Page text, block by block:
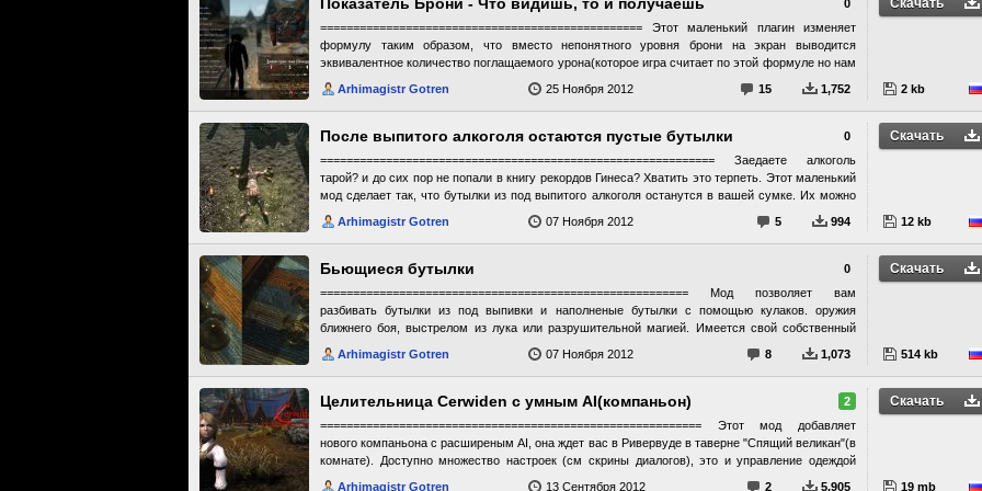
Frostfall - Hypothermia Camping Survival - Open Faced Guard Helmets - Get Snowy
============================================= Совместимость
============================================= -Перед использованием не забудьте
удалить Get wet плагин. -Мод не меняет ни одной записи, все работает на скриптах, поэтому
должен быть совместим с большинством модов. - Поддерживает Dawnguard.
Скачать
2 kb
0
================================================= Этот маленький плагин изменяет
формулу таким образом, что вместо непонятного уровня брони на экран выводится
эквивалентное количество поглащаемого урона(которое игра считает по этой формуле но нам
не показывает). Значение есть на каждой броне а также суммарное значение. смотрите
скрины. Больше никаких правок все как в оригинале. Например, верхний предел поглощения
урона в ваниле 80% это примерно 1000ед брони по "старому" исчислению. Т.к плагин не
изменяет ни одной вещи в игре то должен быть совместим с любым плагином(который не
1,752
15
Arhimagistr Gotren 25 Ноября 2012
Скачать
12 kb
0
После выпитого алкоголя остаются пустые бутылки
============================================================ Заедаете алкоголь
тарой? и до сих пор не попали в книгу рекордов Гинеса? Хватить это терпеть. Этот маленький
мод сделает так, что бутылки из под выпитого алкоголя останутся в вашей сумке. Их можно
будет выбросить. Бутылки остаются после распития оригинального алкоголя созданного
разработчиками. зелья не затрагиваются. Так же обратите внимание на мод бьющиеся
бутылки ниже в полезных ссылках
994
5
Arhimagistr Gotren 07 Ноября 2012
Скачать
514 kb
0
Бьющиеся бутылки
======================================================== Мод позволяет вам
разбивать бутылки из под выпивки и наполненые бутылки с помощью кулаков. оружия
ближнего боя, выстрелом из лука или разрушительной магией. Имеется свой собственный
звук разбивающегося стекла, а также всплеск и осколки.
1,073
8
Arhimagistr Gotren 07 Ноября 2012
Скачать
19 mb
2
Целительница Cerwiden с умным AI(компаньон)
========================================================== Этот мод добавляет
нового компаньона с расширеным AI, она ждет вас в Ривервуде в таверне "Спящий великан"(в
комнате). Доступно множество настроек (см скрины диалогов), это и управление одеждой
которую она должна носить, тактикой боя(нападать всегда первой, нападать если нападают на
5,905
2
Arhimagistr Gotren 13 Сентября 2012